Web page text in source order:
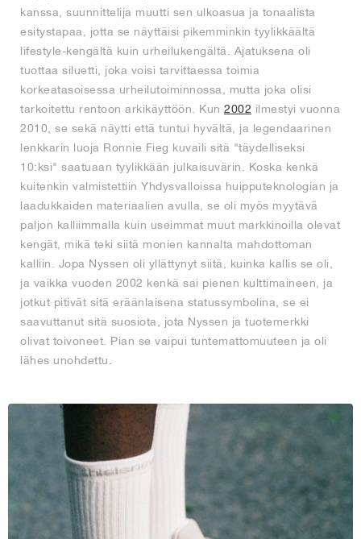
kanssa, suunnittelija muutti sen ulkoasua ja tonaalista
esitystapaa, jotta se näyttäisi pikemminkin tyylikkäältä
lifestyle-kengältä kuin urheilukengältä. Ajatuksena oli
tuottaa siluetti, joka voisi tarvittaessa toimia
korkeatasoisessa urheilutoiminnossa, mutta joka olisi
tarkoitettu rentoon arkikäyttöön. Kun 2002 ilmestyi vuonna
2010, se sekä näytti että tuntui hyvältä, ja legendaarinen
lenkkarin luoja Ronnie Fieg kuvaili sitä "täydelliseksi
10:ksi" saatuaan tyylikkään julkaisuvärin. Koska kenkä
kuitenkin valmistettiin Yhdysvalloissa huipputeknologian ja
laadukkaiden materiaalien avulla, se oli myös myytävä
paljon kalliimmalla kuin useimmat muut markkinoilla olevat
kengät, mikä teki siitä monien kannalta mahdottoman
kalliin. Jopa Nyssen oli yllättynyt siitä, kuinka kallis se oli,
ja vaikka vuoden 2002 kenkä sai pienen kulttimaineen, ja
jotkut pitivät sitä eräänlaisena statussymbolina, se ei
saavuttanut sitä suosiota, jota Nyssen ja tuotemerkki
olivat toivoneet. Pian se vaipui tuntemattomuuteen ja oli
lähes unohdettu.